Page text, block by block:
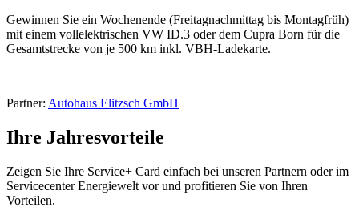
Gewinnen Sie ein Wochenende (Freitagnachmittag bis Montagfrüh)
mit einem vollelektrischen VW ID.3 oder dem Cupra Born für die
Gesamtstrecke von je 500 km inkl. VBH-Ladekarte.
Partner: Autohaus Elitzsch GmbH
Ihre Jahresvorteile
Zeigen Sie Ihre Service+ Card einfach bei unseren Partnern oder im
Servicecenter Energiewelt vor und profitieren Sie von Ihren
Vorteilen.